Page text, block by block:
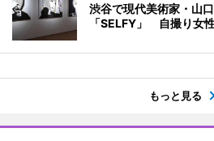
渋谷で現代美術家・山
「SELFY」 自撮り女
もっと見る